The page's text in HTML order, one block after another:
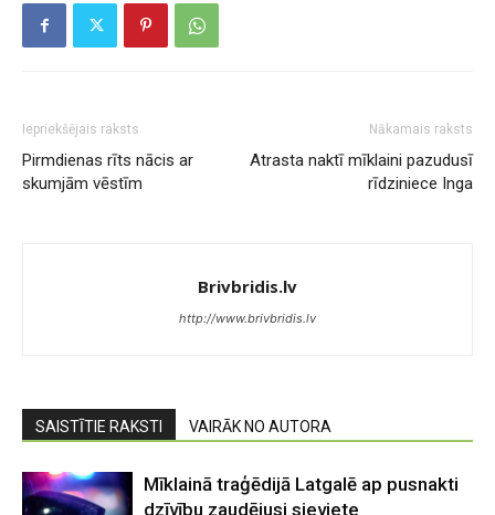
Iepriekšējais raksts
Pirmdienas rīts nācis ar
skumjām vēstīm
Nākamais raksts
Atrasta naktī mīklaini pazudusī
rīdziniece Inga
Brivbridis.lv
http://www.brivbridis.lv
SAISTĪTIE RAKSTI VAIRĀK NO AUTORA
Mīklainā traģēdijā Latgalē ap pusnakti
dzīvību zaudējusi sieviete